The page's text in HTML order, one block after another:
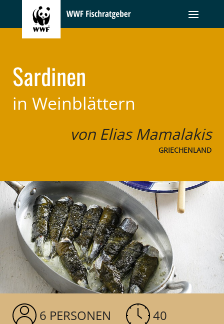
Sardinen
in Weinblättern
von Elias Mamalakis
GRIECHENLAND
6 PERSONEN
40